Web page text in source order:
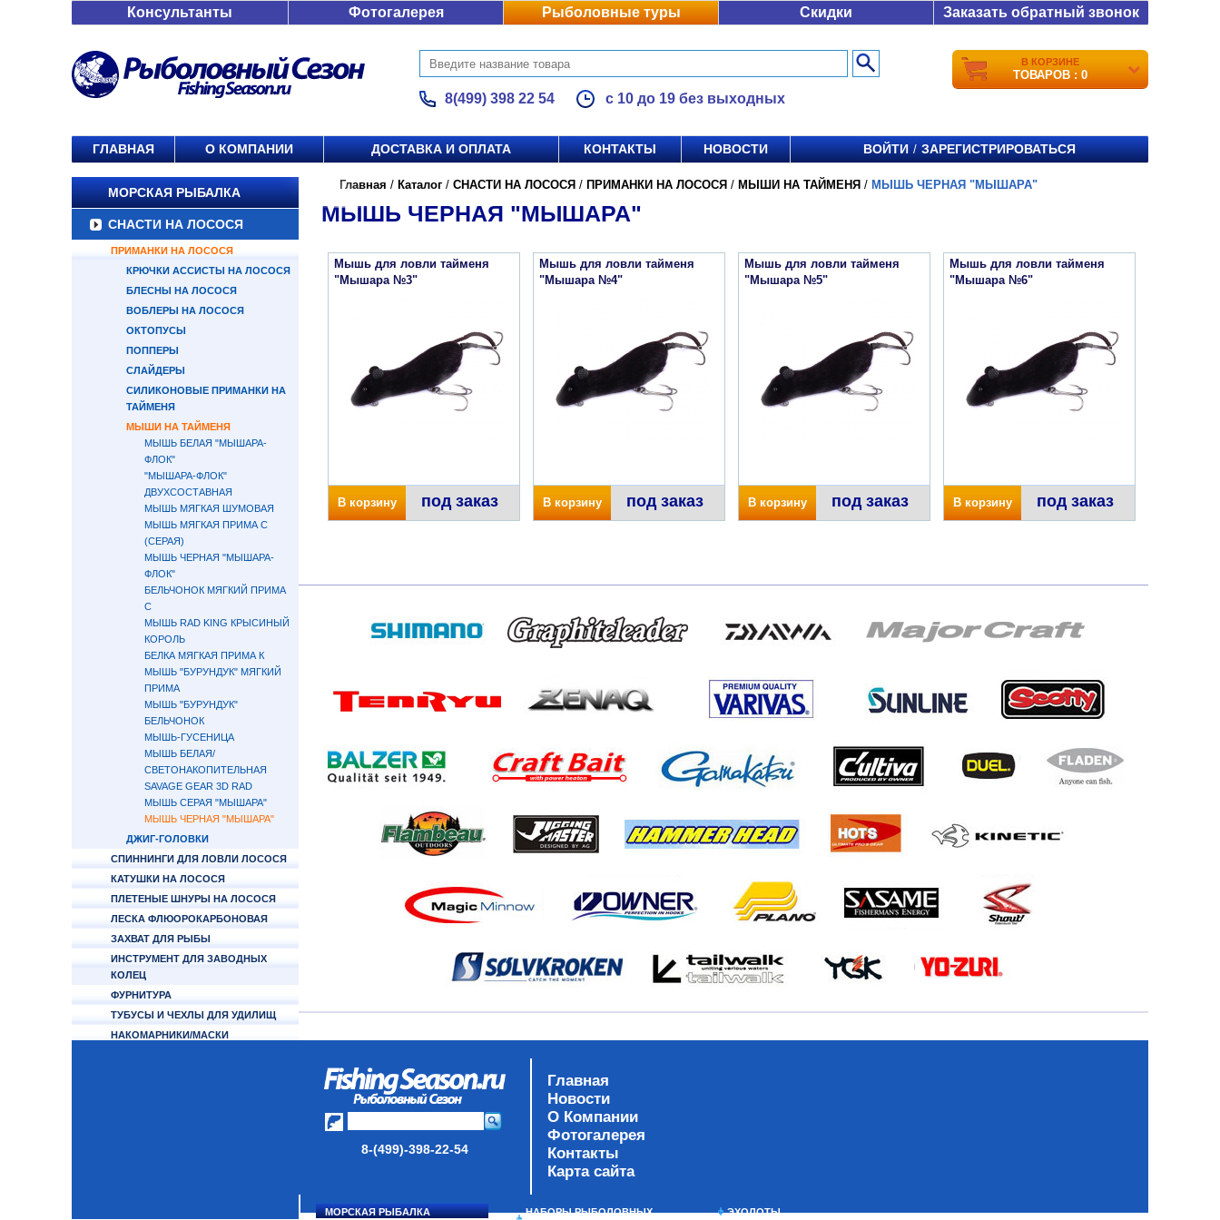
Консультанты Фотогалерея Рыболовные туры Скидки Заказать обратный звонок
8(499) 398 22 54 с 10 до 19 без выходных
В КОРЗИНЕ
ТОВАРОВ : 0
ГЛАВНАЯ О КОМПАНИИ ДОСТАВКА И ОПЛАТА КОНТАКТЫ НОВОСТИ ВОЙТИ / ЗАРЕГИСТРИРОВАТЬСЯ
МОРСКАЯ РЫБАЛКА
СНАСТИ НА ЛОСОСЯ
ПРИМАНКИ НА ЛОСОСЯ
КРЮЧКИ АССИСТЫ НА ЛОСОСЯ
БЛЕСНЫ НА ЛОСОСЯ
ВОБЛЕРЫ НА ЛОСОСЯ
ОКТОПУСЫ
ПОППЕРЫ
СЛАЙДЕРЫ
СИЛИКОНОВЫЕ ПРИМАНКИ НА
ТАЙМЕНЯ
МЫШИ НА ТАЙМЕНЯ
МЫШЬ БЕЛАЯ "МЫШАРА-
ФЛОК"
"МЫШАРА-ФЛОК"
ДВУХСОСТАВНАЯ
МЫШЬ МЯГКАЯ ШУМОВАЯ
МЫШЬ МЯГКАЯ ПРИМА С
(СЕРАЯ)
МЫШЬ ЧЕРНАЯ "МЫШАРА-
ФЛОК"
БЕЛЬЧОНОК МЯГКИЙ ПРИМА
С
МЫШЬ RAD KING КРЫСИНЫЙ
КОРОЛЬ
БЕЛКА МЯГКАЯ ПРИМА К
МЫШЬ "БУРУНДУК" МЯГКИЙ
ПРИМА
МЫШЬ "БУРУНДУК"
БЕЛЬЧОНОК
МЫШЬ-ГУСЕНИЦА
МЫШЬ БЕЛАЯ/
СВЕТОНАКОПИТЕЛЬНАЯ
SAVAGE GEAR 3D RAD
МЫШЬ СЕРАЯ "МЫШАРА"
МЫШЬ ЧЕРНАЯ "МЫШАРА"
ДЖИГ-ГОЛОВКИ
СПИННИНГИ ДЛЯ ЛОВЛИ ЛОСОСЯ
КАТУШКИ НА ЛОСОСЯ
ПЛЕТЕНЫЕ ШНУРЫ НА ЛОСОСЯ
ЛЕСКА ФЛЮОРОКАРБОНОВАЯ
ЗАХВАТ ДЛЯ РЫБЫ
ИНСТРУМЕНТ ДЛЯ ЗАВОДНЫХ
КОЛЕЦ
ФУРНИТУРА
ТУБУСЫ И ЧЕХЛЫ ДЛЯ УДИЛИЩ
НАКОМАРНИКИ/МАСКИ
Главная / Каталог / СНАСТИ НА ЛОСОСЯ / ПРИМАНКИ НА ЛОСОСЯ / МЫШИ НА ТАЙМЕНЯ / МЫШЬ ЧЕРНАЯ "МЫШАРА"
МЫШЬ ЧЕРНАЯ "МЫШАРА"
Мышь для ловли тайменя
"Мышара №3"
В корзину под заказ
Мышь для ловли тайменя
"Мышара №4"
В корзину под заказ
Мышь для ловли тайменя
"Мышара №5"
В корзину под заказ
Мышь для ловли тайменя
"Мышара №6"
В корзину под заказ
8-(499)-398-22-54
Главная
Новости
О Компании
Фотогалерея
Контакты
Карта сайта
МОРСКАЯ РЫБАЛКА
НАБОРЫ РЫБОЛОВНЫХ
ЭХОЛОТЫ